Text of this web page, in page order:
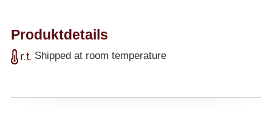
Produktdetails
Shipped at room temperature